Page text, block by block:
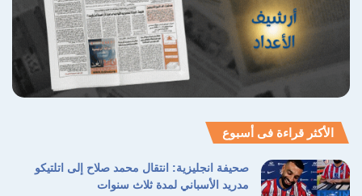
الأكثر قراءة فى أسبوع
صحيفة انجليزية: انتقال محمد صلاح إلى اتلتيكو
مدريد الأسباني لمدة ثلاث سنوات